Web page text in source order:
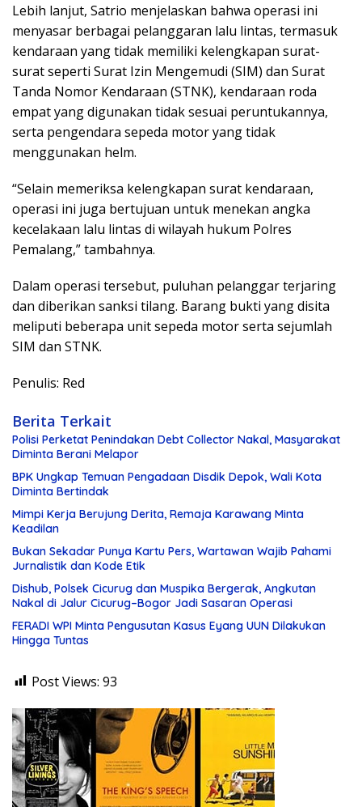
Lebih lanjut, Satrio menjelaskan bahwa operasi ini
menyasar berbagai pelanggaran lalu lintas, termasuk
kendaraan yang tidak memiliki kelengkapan surat-
surat seperti Surat Izin Mengemudi (SIM) dan Surat
Tanda Nomor Kendaraan (STNK), kendaraan roda
empat yang digunakan tidak sesuai peruntukannya,
serta pengendara sepeda motor yang tidak
menggunakan helm.
“Selain memeriksa kelengkapan surat kendaraan,
operasi ini juga bertujuan untuk menekan angka
kecelakaan lalu lintas di wilayah hukum Polres
Pemalang,” tambahnya.
Dalam operasi tersebut, puluhan pelanggar terjaring
dan diberikan sanksi tilang. Barang bukti yang disita
meliputi beberapa unit sepeda motor serta sejumlah
SIM dan STNK.
Penulis: Red
Berita Terkait
Polisi Perketat Penindakan Debt Collector Nakal, Masyarakat
Diminta Berani Melapor
BPK Ungkap Temuan Pengadaan Disdik Depok, Wali Kota
Diminta Bertindak
Mimpi Kerja Berujung Derita, Remaja Karawang Minta
Keadilan
Bukan Sekadar Punya Kartu Pers, Wartawan Wajib Pahami
Jurnalistik dan Kode Etik
Dishub, Polsek Cicurug dan Muspika Bergerak, Angkutan
Nakal di Jalur Cicurug–Bogor Jadi Sasaran Operasi
FERADI WPI Minta Pengusutan Kasus Eyang UUN Dilakukan
Hingga Tuntas
Post Views: 93